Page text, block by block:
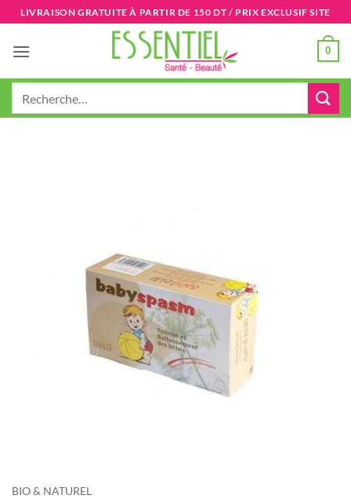
Passer
au
contenu
LIVRAISON GRATUITE À PARTIR DE 150 DT / PRIX EXCLUSIF SITE
0
BIO & NATUREL